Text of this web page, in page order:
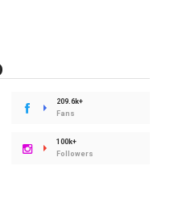
209.6k+
Fans
100k+
Followers